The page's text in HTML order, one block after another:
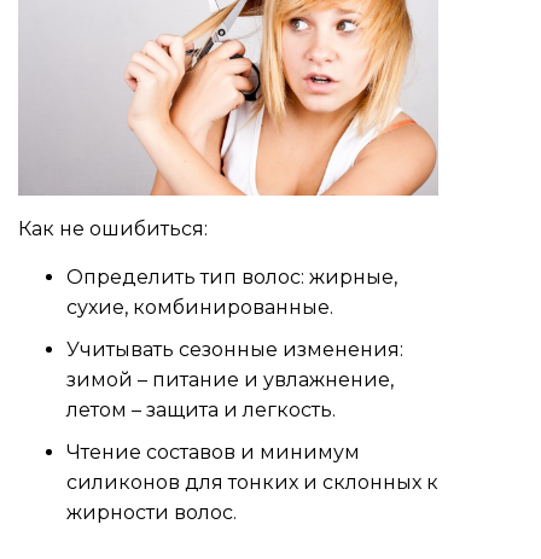
Как не ошибиться:
Определить тип волос: жирные,
сухие, комбинированные.
Учитывать сезонные изменения:
зимой – питание и увлажнение,
летом – защита и легкость.
Чтение составов и минимум
силиконов для тонких и склонных к
жирности волос.